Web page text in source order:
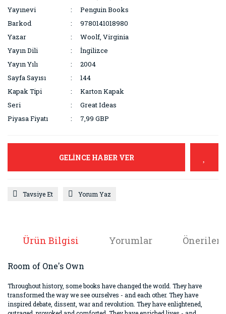
Yayınevi
Penguin Books
Barkod
9780141018980
Yazar
Woolf, Virginia
Yayın Dili
İngilizce
Yayın Yılı
2004
Sayfa Sayısı
144
Kapak Tipi
Karton Kapak
Seri
Great Ideas
Piyasa Fiyatı
7,99 GBP
GELİNCE HABER VER
Tavsiye Et Yorum Yaz
Ürün Bilgisi Yorumlar
Room of One's Own
Throughout history, some books have changed the world. They have
transformed the way we see ourselves - and each other. They have
inspired debate, dissent, war and revolution. They have enlightened,